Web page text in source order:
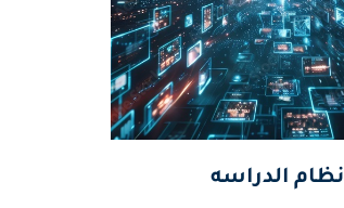
نظام الدراسه
المزيد